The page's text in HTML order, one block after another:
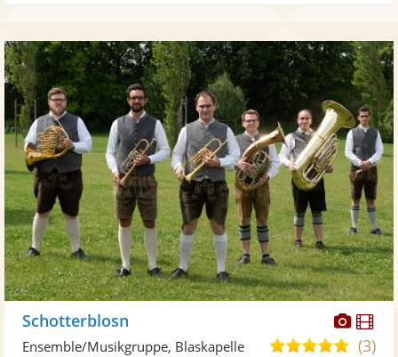
Schotterblosn
5,0(3)
Ensemble/Musikgruppe, Blaskapelle